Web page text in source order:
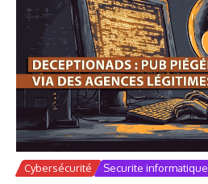
Cybersécurité Securite informatique